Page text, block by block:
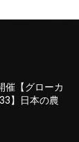
催【グローカ
】日本の農